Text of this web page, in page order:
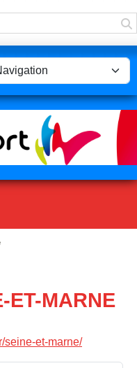
ET-MARNE
seine-et-marne/